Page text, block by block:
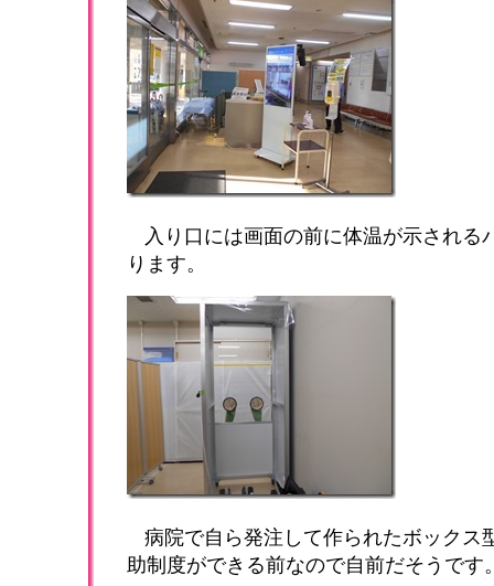
入り口には画面の前に体温が示される
ります。
病院で自ら発注して作られたボックス
助制度ができる前なので自前だそうです